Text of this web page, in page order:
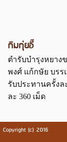
กิมกุ่ยอี๊
ตำรับบำรุงหยาง
พงศ์ แก้กษัย บรร
รับประทานครั้งล
ละ 360 เม็ด
Copyright (c) 2016